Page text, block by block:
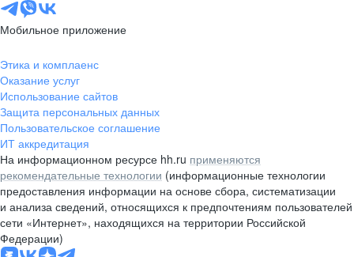
Мобильное приложение
Этика и комплаенс
Оказание услуг
Использование сайтов
Защита персональных данных
Пользовательское соглашение
ИТ аккредитация
На информационном ресурсе hh.ru применяются
рекомендательные технологии (информационные технологии
предоставления информации на основе сбора, систематизации
и анализа сведений, относящихся к предпочтениям пользователей
сети «Интернет», находящихся на территории Российской
Федерации)